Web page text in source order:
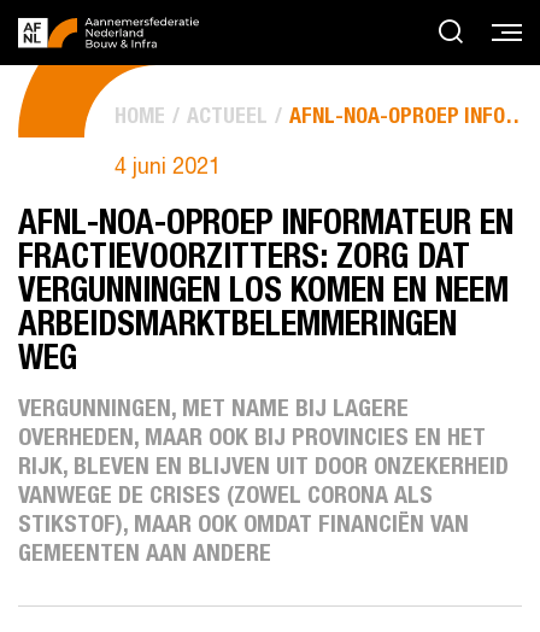
HOME ACTUEEL AFNL-NOA-OPROEP INFORMATEUR EN FRACTIEVOORZITTERS: ZORG...
4 juni 2021
AFNL-NOA-OPROEP INFORMATEUR EN
FRACTIEVOORZITTERS: ZORG DAT
VERGUNNINGEN LOS KOMEN EN NEEM
ARBEIDSMARKTBELEMMERINGEN
WEG
VERGUNNINGEN, MET NAME BIJ LAGERE
OVERHEDEN, MAAR OOK BIJ PROVINCIES EN HET
RIJK, BLEVEN EN BLIJVEN UIT DOOR ONZEKERHEID
VANWEGE DE CRISES (ZOWEL CORONA ALS
STIKSTOF), MAAR OOK OMDAT FINANCIËN VAN
GEMEENTEN AAN ANDERE